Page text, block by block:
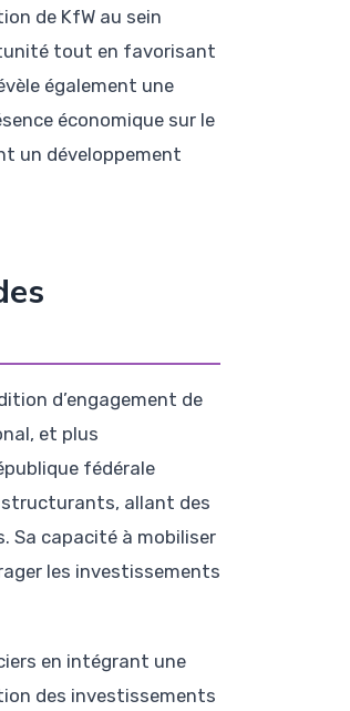
de KfW au sein
tout en favorisant
également une
économique sur le
un développement
d’engagement de
et plus
fédérale
structurants, allant des
Sa capacité à mobiliser
les investissements
en intégrant une
des investissements